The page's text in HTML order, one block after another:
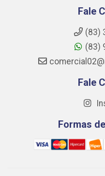
Fale
(83)
(83)
Fale
Formas